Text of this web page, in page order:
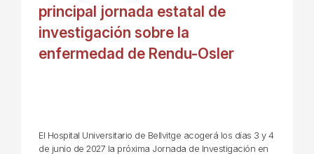
principal jornada estatal de
investigación sobre la
enfermedad de Rendu-Osler
El Hospital Universitario de Bellvitge acogerá los días 3 y 4
de junio de 2027 la próxima Jornada de Investigación en